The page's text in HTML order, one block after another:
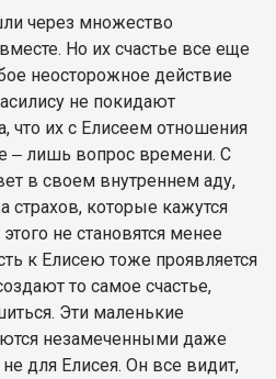
через множество
Но их счастье все еще
неосторожное действие
не покидают
что их с Елисеем отношения
‒ лишь вопрос времени. С
в своем внутреннем аду,
страхов, которые кажутся
не становятся менее
к Елисею тоже проявляется
то самое счастье,
Эти маленькие
незамеченными даже
для Елисея. Он все видит,